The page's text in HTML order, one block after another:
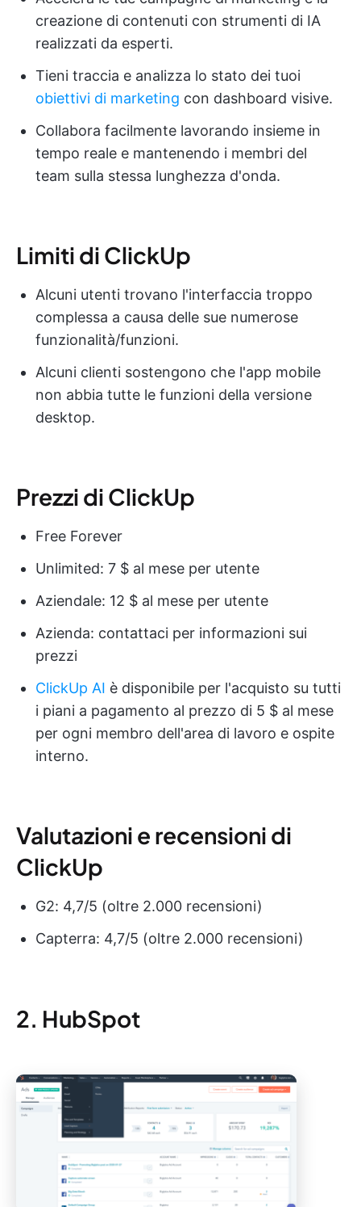
creazione di contenuti con strumenti di IA
realizzati da esperti.
Tieni traccia e analizza lo stato dei tuoi
obiettivi di marketing con dashboard visive.
Collabora facilmente lavorando insieme in
tempo reale e mantenendo i membri del
team sulla stessa lunghezza d'onda.
Limiti di ClickUp
Alcuni utenti trovano l'interfaccia troppo
complessa a causa delle sue numerose
funzionalità/funzioni.
Alcuni clienti sostengono che l'app mobile
non abbia tutte le funzioni della versione
desktop.
Prezzi di ClickUp
Free Forever
Unlimited: 7 $ al mese per utente
Aziendale: 12 $ al mese per utente
Azienda: contattaci per informazioni sui
prezzi
ClickUp AI è disponibile per l'acquisto su tutti
i piani a pagamento al prezzo di 5 $ al mese
per ogni membro dell'area di lavoro e ospite
interno.
Valutazioni e recensioni di
ClickUp
G2: 4,7/5 (oltre 2.000 recensioni)
Capterra: 4,7/5 (oltre 2.000 recensioni)
2. HubSpot